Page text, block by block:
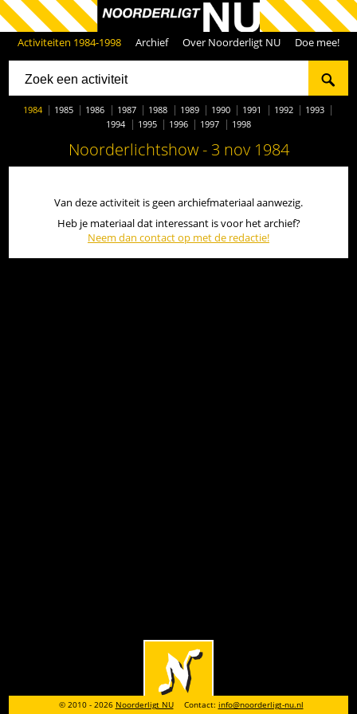
Activiteiten 1984-1998 Archief Over Noorderligt NU Doe mee!
1984 1985 1986 1987 1988 1989 1990 1991 1992
1993
1994
1995 1996 1997 1998
Noorderlichtshow - 3 nov 1984
Van deze activiteit is geen archiefmateriaal aanwezig.
Heb je materiaal dat interessant is voor het archief?
Neem dan contact op met de redactie!
© 2010 - 2026 Noorderligt NU Contact: info@noorderligt-nu.nl